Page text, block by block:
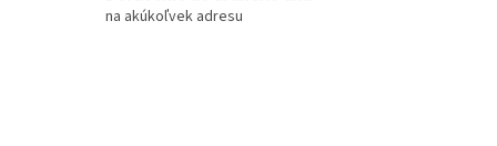
na akúkoľvek adresu